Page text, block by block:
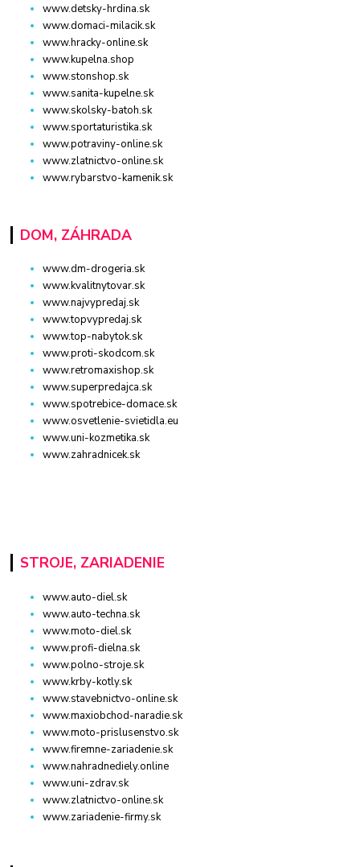
www.detsky-hrdina.sk
www.domaci-milacik.sk
www.hracky-online.sk
www.kupelna.shop
www.stonshop.sk
www.sanita-kupelne.sk
www.skolsky-batoh.sk
www.sportaturistika.sk
www.potraviny-online.sk
www.zlatnictvo-online.sk
www.rybarstvo-kamenik.sk
DOM, ZÁHRADA
www.dm-drogeria.sk
www.kvalitnytovar.sk
www.najvypredaj.sk
www.topvypredaj.sk
www.top-nabytok.sk
www.proti-skodcom.sk
www.retromaxishop.sk
www.superpredajca.sk
www.spotrebice-domace.sk
www.osvetlenie-svietidla.eu
www.uni-kozmetika.sk
www.zahradnicek.sk
STROJE, ZARIADENIE
www.auto-diel.sk
www.auto-techna.sk
www.moto-diel.sk
www.profi-dielna.sk
www.polno-stroje.sk
www.krby-kotly.sk
www.stavebnictvo-online.sk
www.maxiobchod-naradie.sk
www.moto-prislusenstvo.sk
www.firemne-zariadenie.sk
www.nahradnediely.online
www.uni-zdrav.sk
www.zlatnictvo-online.sk
www.zariadenie-firmy.sk